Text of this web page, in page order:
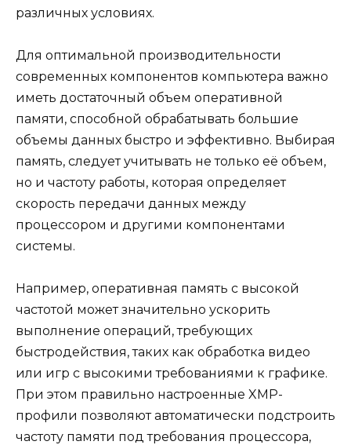
различных условиях.
Для оптимальной производительности
современных компонентов компьютера важно
иметь достаточный объем оперативной
памяти, способной обрабатывать большие
объемы данных быстро и эффективно. Выбирая
память, следует учитывать не только её объем,
но и частоту работы, которая определяет
скорость передачи данных между
процессором и другими компонентами
системы.
Например, оперативная память с высокой
частотой может значительно ускорить
выполнение операций, требующих
быстродействия, таких как обработка видео
или игр с высокими требованиями к графике.
При этом правильно настроенные XMP-
профили позволяют автоматически подстроить
частоту памяти под требования процессора,